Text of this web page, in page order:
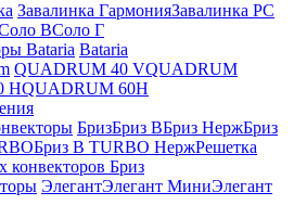
Завалинка ГармонияЗавалинка РС
ВСоло Г
Bataria Bataria
QUADRUM 40 VQUADRUM
HQUADRUM 60H
БризБриз ВБриз НержБриз
Бриз В TURBO НержРешетка
конвекторов Бриз
ЭлегантЭлегант МиниЭлегант